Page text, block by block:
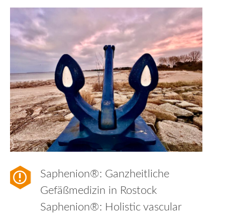
Saphenion®: Ganzheitliche
Gefäßmedizin in Rostock
Saphenion®: Holistic vascular